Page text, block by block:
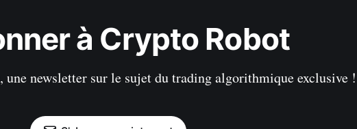
à Crypto Robot
une newsletter sur le sujet du trading algorithmique exclusive !